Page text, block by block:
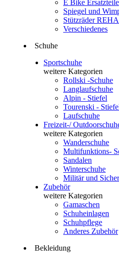
E Bike Ersatzteile
Spiegel und
Stützräder
Verschiedenes
Schuhe
Sportschuhe
weitere Kategorien
Rollski -Schuhe
Langlaufschuhe
Alpin - Stiefel
Tourenski -
Laufschuhe
Freizeit-/
weitere Kategorien
Wanderschuhe
Multifunktions-
Sandalen
Winterschuhe
Militär und
Zubehör
weitere Kategorien
Gamaschen
Schuheinlagen
Schuhpflege
Anderes Zubehör
Bekleidung